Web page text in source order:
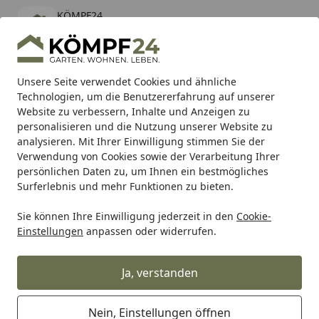
Unsere Seite verwendet Cookies und ähnliche
Technologien, um die Benutzererfahrung auf unserer
Website zu verbessern, Inhalte und Anzeigen zu
personalisieren und die Nutzung unserer Website zu
analysieren. Mit Ihrer Einwilligung stimmen Sie der
Verwendung von Cookies sowie der Verarbeitung Ihrer
persönlichen Daten zu, um Ihnen ein bestmögliches
Surferlebnis und mehr Funktionen zu bieten.
Sie können Ihre Einwilligung jederzeit in den Cookie-
Einstellungen anpassen oder widerrufen.
Ja, verstanden
Nein, Einstellungen öffnen
KÖMPF24
kostenlos - Im App Store
Hotline
Alle Produkte
Mein Konto
Suchen
Karibu Pools inkl. gratis Sandfilteranlage & Pool-
Starterset (Gesamtwert bis 468,99€)
Startseite
Husqvarna Schneiden Forstfreischneider
Husqvarna Forstfreischneider
Ihre Artikelübersicht